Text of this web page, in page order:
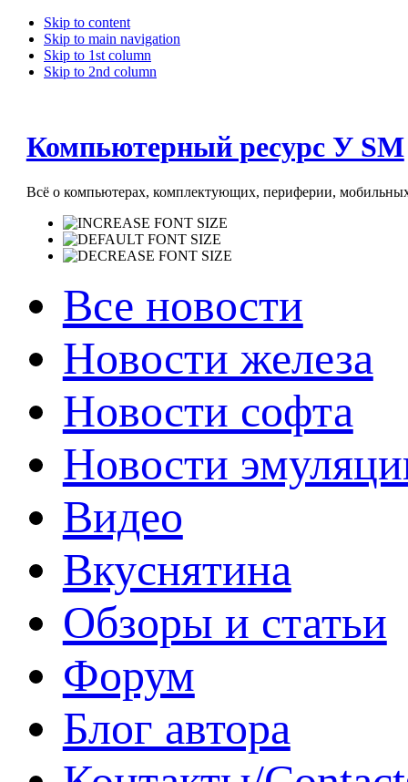
Skip to content
Skip to main navigation
Skip to 1st column
Skip to 2nd column
Компьютерный ресурс У SM
Всё о компьютерах, комплектующих, периферии, мобильных
Все новости
Новости железа
Новости софта
Новости
Видео
Вкуснятина
Обзоры и статьи
Форум
Блог автора